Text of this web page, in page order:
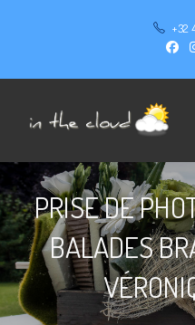
+32
PRISE DE
BALADES